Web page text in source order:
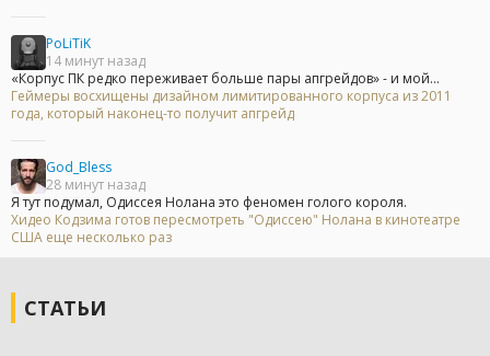
PoLiTiK
14 минут назад
«Корпус ПК редко переживает больше пары апгрейдов» - и мой...
Геймеры восхищены дизайном лимитированного корпуса из 2011
года, который наконец-то получит апгрейд
God_Bless
28 минут назад
Я тут подумал, Одиссея Нолана это феномен голого короля.
Хидео Кодзима готов пересмотреть "Одиссею" Нолана в кинотеатре
США еще несколько раз
СТАТЬИ